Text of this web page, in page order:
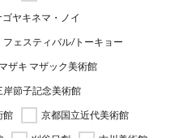
ゴヤキネマ・ノイ
フェスティバル/トーキョー
ザキ マザック美術館
岸節子記念美術館
館
京都国立近代美術館